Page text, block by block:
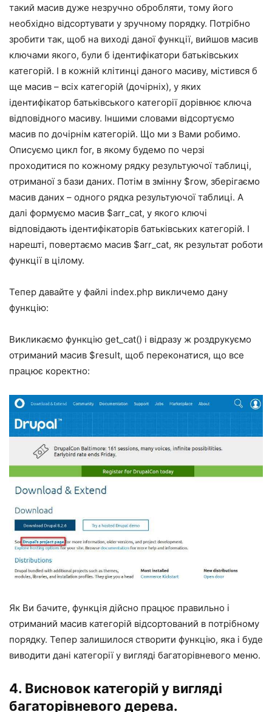
такий масив дуже незручно обробляти, тому його
необхідно відсортувати у зручному порядку. Потрібно
зробити так, щоб на виході даної функції, вийшов масив
ключами якого, були б ідентифікатори батьківських
категорій. І в кожній клітинці даного масиву, містився б
ще масив – всіх категорій (дочірніх), у яких
ідентифікатор батьківського категорії дорівнює ключа
відповідного масиву. Іншими словами відсортуємо
масив по дочірнім категорій. Що ми з Вами робимо.
Описуємо цикл for, в якому будемо по черзі
проходитися по кожному рядку результуючої таблиці,
отриманої з бази даних. Потім в змінну $row, зберігаємо
масив даних – одного рядка результуючої таблиці. А
далі формуємо масив $arr_cat, у якого ключі
відповідають ідентифікаторів батьківських категорій. І
нарешті, повертаємо масив $arr_cat, як результат роботи
функції в цілому.
Тепер давайте у файлі index.php викличемо дану
функцію:
Викликаємо функцію get_cat() і відразу ж роздрукуємо
отриманий масив $result, щоб переконатися, що все
працює коректно:
Як Ви бачите, функція дійсно працює правильно і
отриманий масив категорій відсортований в потрібному
порядку. Тепер залишилося створити функцію, яка і буде
виводити дані категорії у вигляді багаторівневого меню.
4. Висновок категорій у вигляді
багаторівневого дерева.